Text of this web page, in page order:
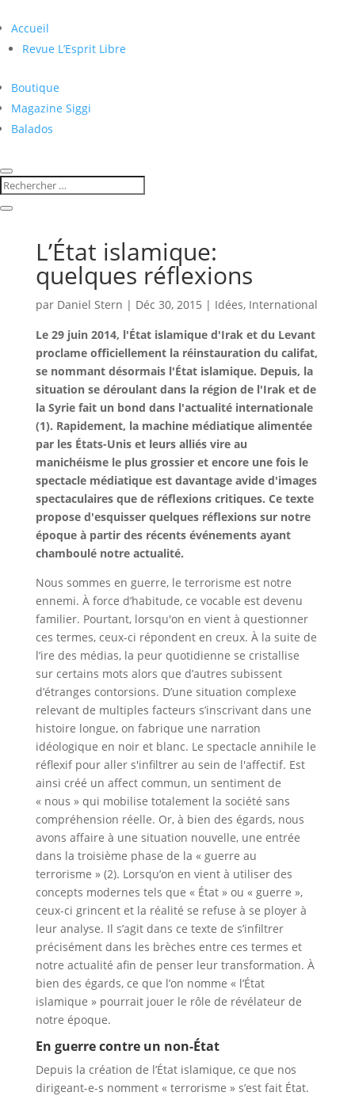
Accueil
Revue L’Esprit Libre
Boutique
Magazine Siggi
Balados
L’État islamique:
quelques réflexions
par Daniel Stern | Déc 30, 2015 | Idées, International
Le 29 juin 2014, l'État islamique d'Irak et du Levant
proclame officiellement la réinstauration du califat,
se nommant désormais l'État islamique. Depuis, la
situation se déroulant dans la région de l'Irak et de
la Syrie fait un bond dans l'actualité internationale
(1). Rapidement, la machine médiatique alimentée
par les États-Unis et leurs alliés vire au
manichéisme le plus grossier et encore une fois le
spectacle médiatique est davantage avide d'images
spectaculaires que de réflexions critiques. Ce texte
propose d'esquisser quelques réflexions sur notre
époque à partir des récents événements ayant
chamboulé notre actualité.
Nous sommes en guerre, le terrorisme est notre
ennemi. À force d’habitude, ce vocable est devenu
familier. Pourtant, lorsqu'on en vient à questionner
ces termes, ceux-ci répondent en creux. À la suite de
l’ire des médias, la peur quotidienne se cristallise
sur certains mots alors que d’autres subissent
d’étranges contorsions. D’une situation complexe
relevant de multiples facteurs s’inscrivant dans une
histoire longue, on fabrique une narration
idéologique en noir et blanc. Le spectacle annihile le
réflexif pour aller s'infiltrer au sein de l'affectif. Est
ainsi créé un affect commun, un sentiment de
« nous » qui mobilise totalement la société sans
compréhension réelle. Or, à bien des égards, nous
avons affaire à une situation nouvelle, une entrée
dans la troisième phase de la « guerre au
terrorisme » (2). Lorsqu’on en vient à utiliser des
concepts modernes tels que « État » ou « guerre »,
ceux-ci grincent et la réalité se refuse à se ployer à
leur analyse. Il s’agit dans ce texte de s’infiltrer
précisément dans les brèches entre ces termes et
notre actualité afin de penser leur transformation. À
bien des égards, ce que l’on nomme « l’État
islamique » pourrait jouer le rôle de révélateur de
notre époque.
En guerre contre un non-État
Depuis la création de l’État islamique, ce que nos
dirigeant-e-s nomment « terrorisme » s’est fait État.